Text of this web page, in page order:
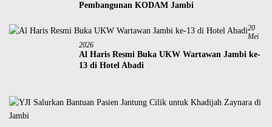
Pembangunan KODAM Jambi
20
Mei
2026
Al Haris Resmi Buka UKW Wartawan Jambi ke-
13 di Hotel Abadi